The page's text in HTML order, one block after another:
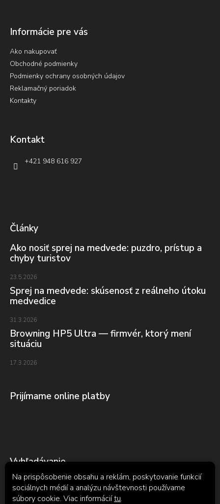
Na prispôsobenie obsahu a reklám, poskytovanie funkcií
sociálnych médií a analýzu návštevnosti používame
súbory cookie. Viac informáciítu.
Informácie pre vás
Ako nakupovať
Obchodné podmienky
Podmienky ochrany osobných údajov
Reklamačný poriadok
Kontakty
Kontakt
+421 948 616 927
Články
Ako nosiť sprej na medvede: puzdro, prístup a
chyby turistov
23.5.2026
Sprej na medvede: skúsenosť z reálneho útoku
medvedice
31.3.2026
Browning HP5 Ultra — firmvér, ktorý mení
situáciu
17.3.2026
Prijímame online platby
Vyhľadávanie
Hľadať